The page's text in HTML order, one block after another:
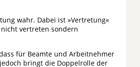
wahr. Dabei ist »Vertretung«
vertreten sondern
für Beamte und Arbeitnehmer
bringt die Doppelrolle der